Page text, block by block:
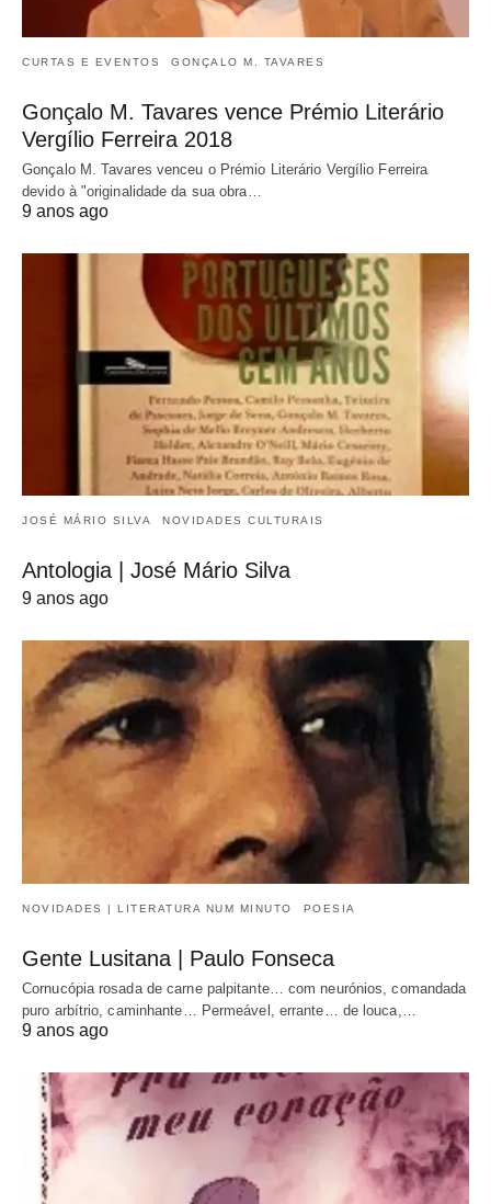
CURTAS E EVENTOS GONÇALO M. TAVARES
Gonçalo M. Tavares vence Prémio Literário
Vergílio Ferreira 2018
Gonçalo M. Tavares venceu o Prémio Literário Vergílio Ferreira
devido à "originalidade da sua obra…
9 anos ago
JOSÉ MÁRIO SILVA NOVIDADES CULTURAIS
Antologia | José Mário Silva
9 anos ago
NOVIDADES | LITERATURA NUM MINUTO POESIA
Gente Lusitana | Paulo Fonseca
Cornucópia rosada de carne palpitante… com neurónios, comandada
puro arbítrio, caminhante… Permeável, errante… de louca,…
9 anos ago